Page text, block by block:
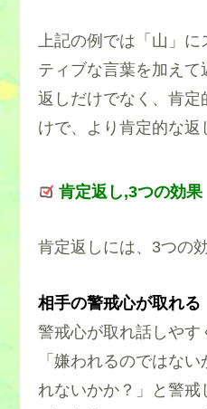
上記の例では「山」
ティブな言葉を加え
返しだけでなく、肯
けで、より肯定的な返
肯定返し,3つの効果
肯定返しには、3つの
相手の警戒心が取れる
警戒心が取れ話しやす
「嫌われるのではな
れないかか？」と警戒